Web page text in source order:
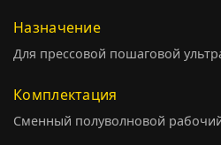
Назначение
Для прессовой пошаговой
Комплектация
Сменный полуволновой